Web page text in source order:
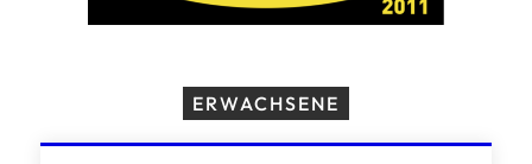
ERWACHSENE